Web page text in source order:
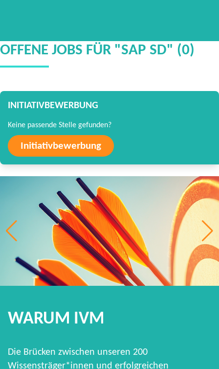
OFFENE JOBS FÜR "SAP SD" (0)
INITIATIVBEWERBUNG
Keine passende Stelle gefunden?
Initiativbewerbung
WARUM IVM
Die Brücken zwischen unseren 200
Wissensträger*innen und erfolgreichen